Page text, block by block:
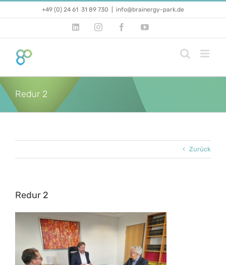
+49 (0) 24 61 31 89 730 info@brainergy-park.de
LinkedInInstagramFacebookYouTube
Redur 2
Zurück
Redur 2